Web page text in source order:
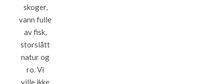
skoger,
vann fulle
av fisk,
storslått
natur og
ro. Vi
ville ikke